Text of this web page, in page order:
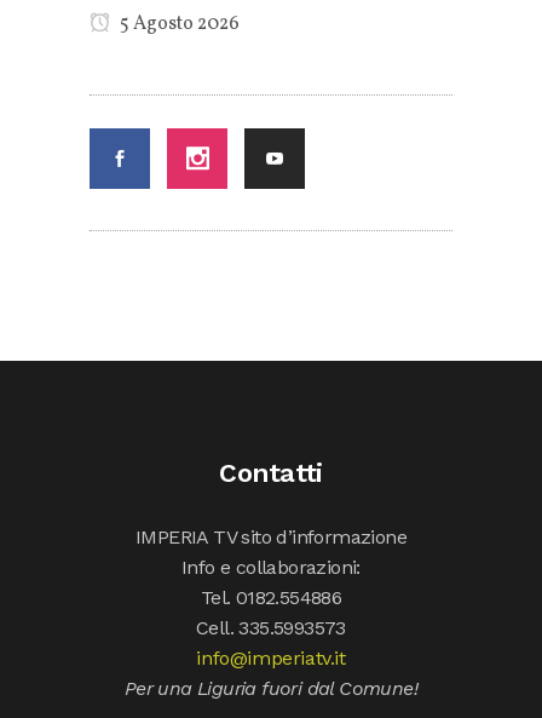
5 Agosto 2026
Contatti
IMPERIA TV sito d’informazione
Info e collaborazioni:
Tel. 0182.554886
Cell. 335.5993573
info@imperiatv.it
Per una Liguria fuori dal Comune!